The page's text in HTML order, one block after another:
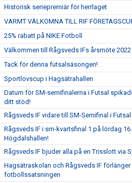
Historisk seriepremiär för herrlaget
VARMT VÄLKOMNA TILL RIF
25% rabatt på NIKE Fotboll
Välkommen till Rågsveds IFs årsmöte 2022
Tack för denna futsalsäsongen!
Sportlovscup i Hagsätrahallen
Datum för SM-semifinalerna i Futsal
ditt stöd!
Rågsveds IF vidare till SM-Semifinal i Futsal
Rågsveds IF i sm-kvartsfinal 1 på lördag
Högdalshallen!
Rågsveds IF bjuder alla på en Trisslott via
Hagsätraskolan och Rågsveds IF förlänger
fotbollssatsningen